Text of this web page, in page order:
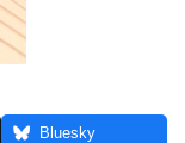
Bluesky